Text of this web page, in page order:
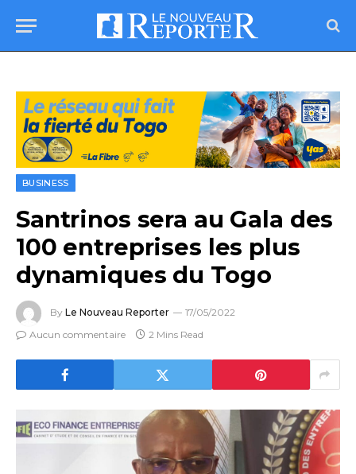
BUSINESS
Santrinos sera au Gala des
100 entreprises les plus
dynamiques du Togo
By Le Nouveau Reporter
17/05/2022
Aucun commentaire
2 Mins Read